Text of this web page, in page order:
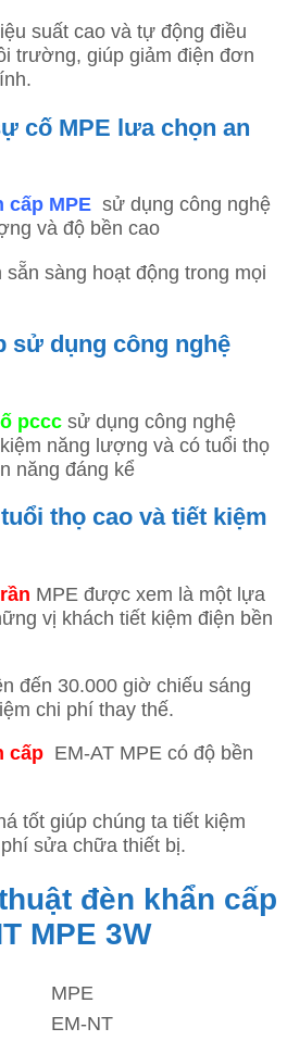
suất cao và tự động điều
trường, giúp giảm điện đơn
cố MPE lưa chọn an
cấp MPE sử dụng công nghệ
và độ bền cao
sàng hoạt động trong mọi
sử dụng công nghệ
pccc sử dụng công nghệ
năng lượng và có tuổi thọ
năng đáng kể
thọ cao và tiết kiệm
MPE được xem là một lựa
vị khách tiết kiệm điện bền
đến 30.000 giờ chiếu sáng
chi phí thay thế.
cấp EM-AT MPE có độ bền
tốt giúp chúng ta tiết kiệm
sửa chữa thiết bị.
đèn khẩn cấp
MPE 3W
MPE
EM-NT